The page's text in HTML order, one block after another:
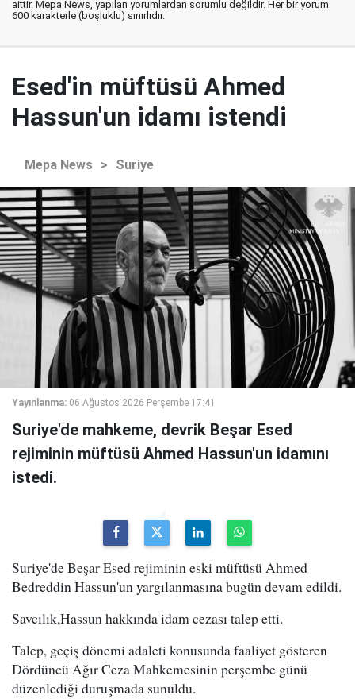
aittir. Mepa News, yapılan yorumlardan sorumlu değildir. Her bir yorum
600 karakterle (boşluklu) sınırlıdır.
Esed'in müftüsü Ahmed
Hassun'un idamı istendi
Mepa News > Suriye
Yayınlanma: 06 Ağustos 2026 Perşembe 17:41
Suriye'de mahkeme, devrik Beşar Esed
rejiminin müftüsü Ahmed Hassun'un idamını
istedi.
Suriye'de Beşar Esed rejiminin eski müftüsü Ahmed
Bedreddin Hassun'un yargılanmasına bugün devam edildi.
Savcılık,Hassun hakkında idam cezası talep etti.
Talep, geçiş dönemi adaleti konusunda faaliyet gösteren
Dördüncü Ağır Ceza Mahkemesinin perşembe günü
düzenlediği duruşmada sunuldu.